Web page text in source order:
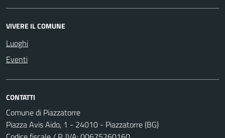
VIVERE IL COMUNE
Luoghi
Eventi
CONTATTI
Comune di Piazzatorre
Piazza Avis Aido, 1 - 24010 - Piazzatorre (BG)